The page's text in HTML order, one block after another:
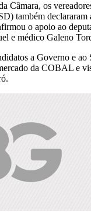
Câmara, os
também declararam
o apoio ao
e médico Galeno
a Governo e ao
da COBAL e